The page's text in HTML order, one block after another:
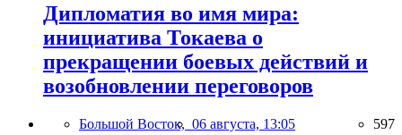
Дипломатия во имя мира:
инициатива Токаева о
прекращении боевых действий и
возобновлении переговоров
Большой Восток, 06 августа, 13:05 597